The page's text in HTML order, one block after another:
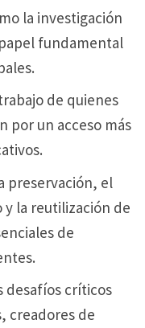
la investigación
fundamental
de quienes
por un acceso más
preservación, el
la reutilización de
de
desafíos críticos
creadores de